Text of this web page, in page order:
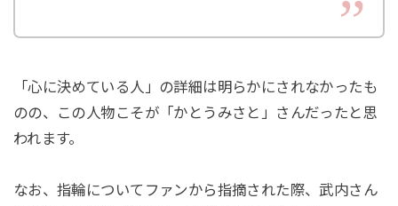
「心に決めている人」の詳細は明らかにされなかったも
のの、この人物こそが「かとうみさと」さんだったと思
われます。
なお、指輪についてファンから指摘された際、武内さん